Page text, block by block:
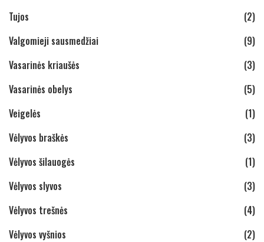
Tujos
(2)
Valgomieji sausmedžiai
(9)
Vasarinės kriaušės
(3)
Vasarinės obelys
(5)
Veigelės
(1)
Vėlyvos braškės
(3)
Vėlyvos šilauogės
(1)
Vėlyvos slyvos
(3)
Vėlyvos trešnės
(4)
Vėlyvos vyšnios
(2)